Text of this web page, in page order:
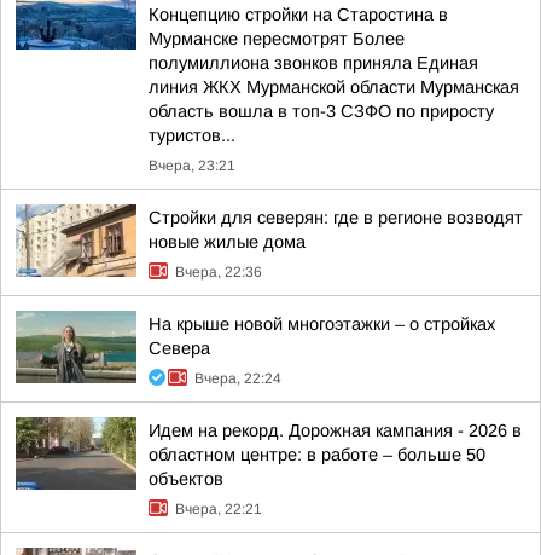
Концепцию стройки на Старостина в
Мурманске пересмотрят Более
полумиллиона звонков приняла Единая
линия ЖКХ Мурманской области Мурманская
область вошла в топ-3 СЗФО по приросту
туристов...
Вчера, 23:21
Стройки для северян: где в регионе возводят
новые жилые дома
Вчера, 22:36
На крыше новой многоэтажки – о стройках
Севера
Вчера, 22:24
Идем на рекорд. Дорожная кампания - 2026 в
областном центре: в работе – больше 50
объектов
Вчера, 22:21